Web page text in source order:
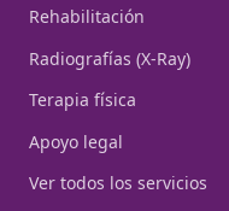
Rehabilitación
Radiografías (X-Ray)
Terapia física
Apoyo legal
Ver todos los servicios